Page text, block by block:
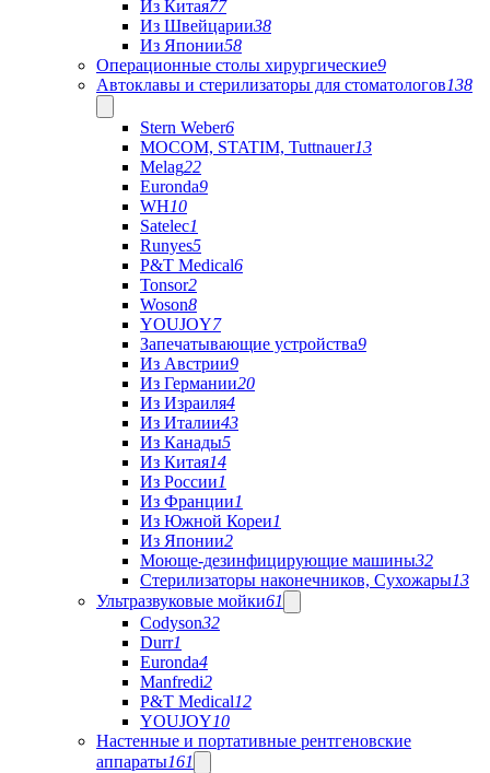
Из Китая77
Из Швейцарии38
Из Японии58
Операционные столы хирургические9
Автоклавы и стерилизаторы для стоматологов138
Stern Weber6
MOCOM, STATIM, Tuttnauer13
Melag22
Euronda9
WH10
Satelec1
Runyes5
P&T Medical6
Tonsor2
Woson8
YOUJOY7
Запечатывающие устройства9
Из Австрии9
Из Германии20
Из Израиля4
Из Италии43
Из Канады5
Из Китая14
Из России1
Из Франции1
Из Южной Кореи1
Из Японии2
Моюще-дезинфицирующие машины32
Стерилизаторы наконечников, Сухожары13
Ультразвуковые мойки61
Codyson32
Durr1
Euronda4
Manfredi2
P&T Medical12
YOUJOY10
Настенные и портативные рентгеновские
аппараты161